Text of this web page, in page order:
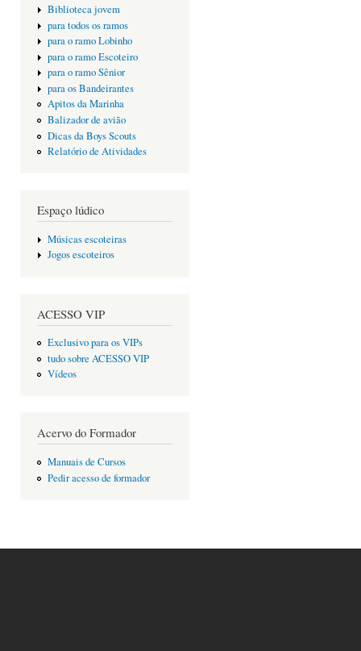
Biblioteca jovem
para todos os ramos
para o ramo Lobinho
para o ramo Escoteiro
para o ramo Sênior
para os Bandeirantes
Apitos da Marinha
Balizador de avião
Dicas da Boys Scouts
Relatório de Atividades
Espaço lúdico
Músicas escoteiras
Jogos escoteiros
ACESSO VIP
Exclusivo para os VIPs
tudo sobre ACESSO VIP
Vídeos
Acervo do Formador
Manuais de Cursos
Pedir acesso de formador